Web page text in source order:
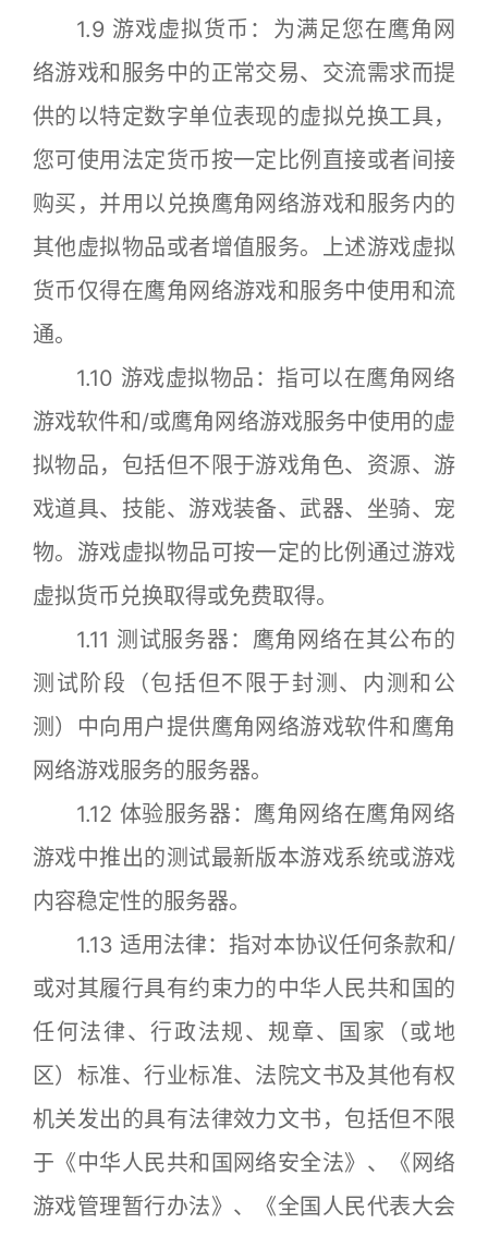
1.9 游戏虚拟货币：为满足您在鹰角网
络游戏和服务中的正常交易、交流需求而提
供的以特定数字单位表现的虚拟兑换工具，
您可使用法定货币按一定比例直接或者间接
购买，并用以兑换鹰角网络游戏和服务内的
其他虚拟物品或者增值服务。上述游戏虚拟
货币仅得在鹰角网络游戏和服务中使用和流
通。
1.10 游戏虚拟物品：指可以在鹰角网络
游戏软件和/或鹰角网络游戏服务中使用的虚
拟物品，包括但不限于游戏角色、资源、游
戏道具、技能、游戏装备、武器、坐骑、宠
物。游戏虚拟物品可按一定的比例通过游戏
虚拟货币兑换取得或免费取得。
1.11 测试服务器：鹰角网络在其公布的
测试阶段（包括但不限于封测、内测和公
测）中向用户提供鹰角网络游戏软件和鹰角
网络游戏服务的服务器。
1.12 体验服务器：鹰角网络在鹰角网络
游戏中推出的测试最新版本游戏系统或游戏
内容稳定性的服务器。
1.13 适用法律：指对本协议任何条款和/
或对其履行具有约束力的中华人民共和国的
任何法律、行政法规、规章、国家（或地
区）标准、行业标准、法院文书及其他有权
机关发出的具有法律效力文书，包括但不限
于《中华人民共和国网络安全法》、《网络
游戏管理暂行办法》、《全国人民代表大会